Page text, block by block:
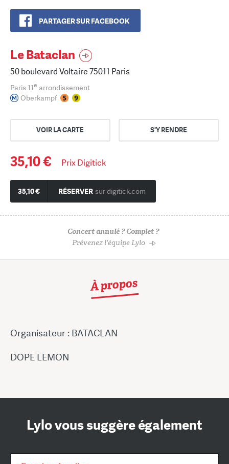
PARTAGER SUR FACEBOOK
Le Bataclan
50 boulevard Voltaire 75011 Paris
Paris 11e arrondissement
Oberkampf
VOIR LA CARTE S'Y RENDRE
35,10 € Prix Digitick
35,10 € RÉSERVER sur digitick.com
Concert annulé ? Complet ?
Prévenez l'équipe Lylo
À propos
Organisateur : BATACLAN
DOPE LEMON
Lylo vous suggère également